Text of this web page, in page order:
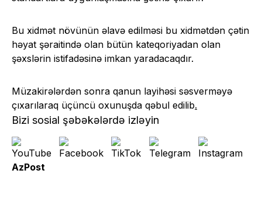
Bu xidmət növünün əlavə edilməsi bu xidmətdən çətin
həyat şəraitində olan bütün kateqoriyadan olan
şəxslərin istifadəsinə imkan yaradacaqdır.
Müzakirələrdən sonra qanun layihəsi səsverməyə
çıxarılaraq üçüncü oxunuşda qəbul edilib.
Bizi sosial şəbəkələrdə izləyin
AzPost